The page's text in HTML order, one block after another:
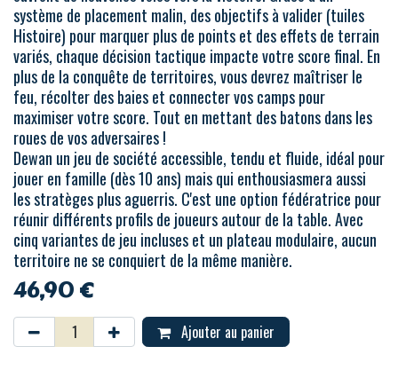
système de placement malin, des objectifs à valider (tuiles
Histoire) pour marquer plus de points et des effets de terrain
variés, chaque décision tactique impacte votre score final. En
plus de la conquête de territoires, vous devrez maîtriser le
feu, récolter des baies et connecter vos camps pour
maximiser votre score. Tout en mettant des batons dans les
roues de vos adversaires !
Dewan un jeu de société accessible, tendu et fluide, idéal pour
jouer en famille (dès 10 ans) mais qui enthousiasmera aussi
les stratèges plus aguerris. C'est une option fédératrice pour
réunir différents profils de joueurs autour de la table. Avec
cinq variantes de jeu incluses et un plateau modulaire, aucun
territoire ne se conquiert de la même manière.
46,90€
Ajouter au panier